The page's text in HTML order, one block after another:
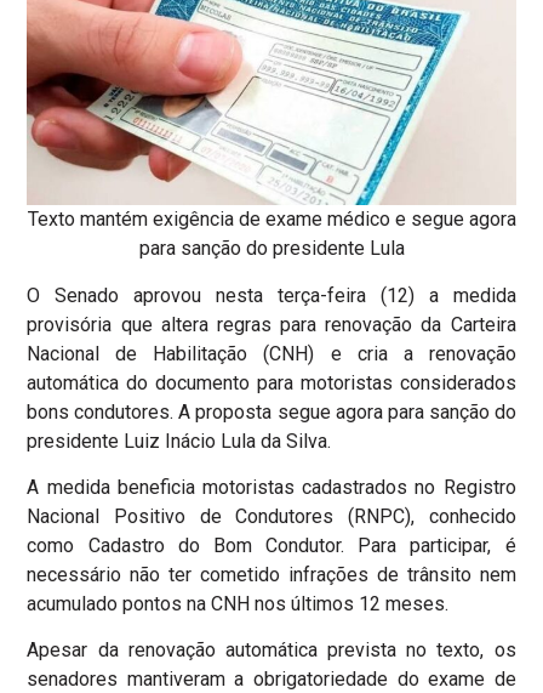
Texto mantém exigência de exame médico e segue agora
para sanção do presidente Lula
O Senado aprovou nesta terça-feira (12) a medida
provisória que altera regras para renovação da Carteira
Nacional de Habilitação (CNH) e cria a renovação
automática do documento para motoristas considerados
bons condutores. A proposta segue agora para sanção do
presidente Luiz Inácio Lula da Silva.
A medida beneficia motoristas cadastrados no Registro
Nacional Positivo de Condutores (RNPC), conhecido
como Cadastro do Bom Condutor. Para participar, é
necessário não ter cometido infrações de trânsito nem
acumulado pontos na CNH nos últimos 12 meses.
Apesar da renovação automática prevista no texto, os
senadores mantiveram a obrigatoriedade do exame de